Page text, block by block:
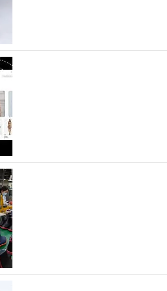
свои новинки на Euro Shoes
Lihuang Footwear Co., Ltd.,
Китая, является профессиональной
и…
- новый раздел и условия
Lamoda решил обновить раздел для
Бренды также получат
обуви в 2025 году